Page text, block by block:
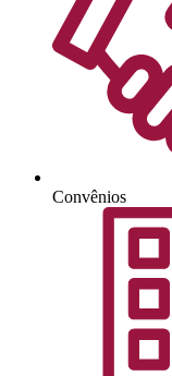
Convênios